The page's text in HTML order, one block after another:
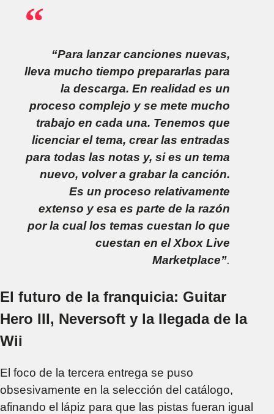
“Para lanzar canciones nuevas,
lleva mucho tiempo prepararlas para
la descarga. En realidad es un
proceso complejo y se mete mucho
trabajo en cada una. Tenemos que
licenciar el tema, crear las entradas
para todas las notas y, si es un tema
nuevo, volver a grabar la canción.
Es un proceso relativamente
extenso y esa es parte de la razón
por la cual los temas cuestan lo que
cuestan en el Xbox Live
Marketplace”.
El futuro de la franquicia: Guitar
Hero III, Neversoft y la llegada de la
Wii
El foco de la tercera entrega se puso
obsesivamente en la selección del catálogo,
afinando el lápiz para que las pistas fueran igual